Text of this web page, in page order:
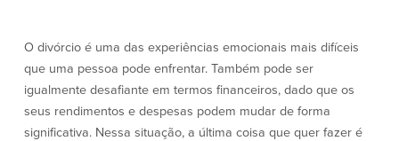
Cartão Multibanco/Débito
Caixas automáticas interactivas (ITM)
Cofres de segurança
Câmbio de moeda estrangeira
O divórcio é uma das experiências emocionais mais difíceis
que uma pessoa pode enfrentar. Também pode ser
igualmente desafiante em termos financeiros, dado que os
seus rendimentos e despesas podem mudar de forma
significativa. Nessa situação, a última coisa que quer fazer é